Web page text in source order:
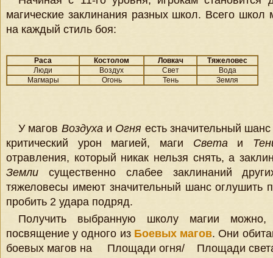
магические заклинания разных школ. Всего школ
на каждый стиль боя:
Раса Костолом Ловкач
Тяжеловес
Люди
Воздух Свет
Вода
Магмары
Огонь Тень Земля
У магов Воздухаи Огня есть значительный
критический урон магией, маги Светаи
отравления, который никак нельзя снять, а
Земли существенно слабее заклинаний
тяжеловесы имеют значительный шанс оглушить
пробить 2 удара подряд.
Получить выбранную школу магии
посвящение у одного из Боевых магов. Они
боевых магов на
Площади огня/
Площади